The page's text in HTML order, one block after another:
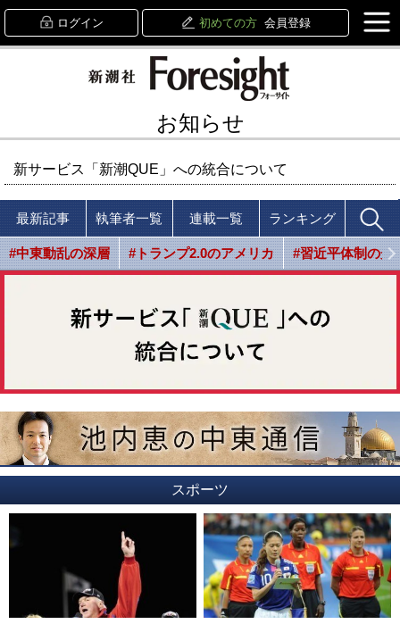
ログイン 初めての方 会員登録
お知らせ
新サービス「新潮QUE」への統合について
最新記事 執筆者一覧 連載一覧 ランキング
#中東動乱の深層 #トランプ2.0のアメリカ #習近平体制の光
スポーツ